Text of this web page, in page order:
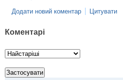
Додати новий коментар Цитувати
Коментарі